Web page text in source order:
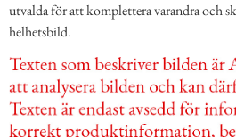
utvalda för att komplettera varandra och
helhetsbild.